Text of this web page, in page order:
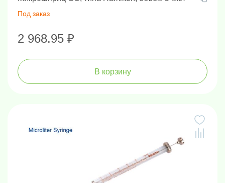
Под заказ
2 968.95 ₽
В корзину